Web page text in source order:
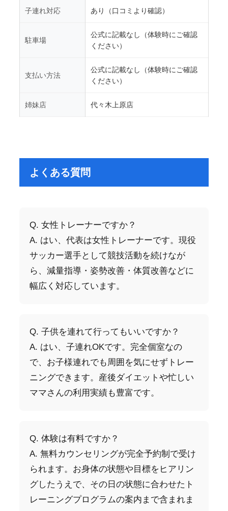
子連れ対応 あり（口コミより確認）
駐車場
公式に記載なし（体験時にご確認
ください）
支払い方法
公式に記載なし（体験時にご確認
ください）
姉妹店 代々木上原店
よくある質問
Q. 女性トレーナーですか？
A. はい、代表は女性トレーナーです。現役
サッカー選手として競技活動を続けなが
ら、減量指導・姿勢改善・体質改善などに
幅広く対応しています。
Q. 子供を連れて行ってもいいですか？
A. はい、子連れOKです。完全個室なの
で、お子様連れでも周囲を気にせずトレー
ニングできます。産後ダイエットや忙しい
ママさんの利用実績も豊富です。
Q. 体験は有料ですか？
A. 無料カウンセリングが完全予約制で受け
られます。お身体の状態や目標をヒアリン
グしたうえで、その日の状態に合わせたト
レーニングプログラムの案内まで含まれま